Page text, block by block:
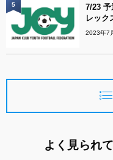
7/23
レック
2023年7
5
よく見られ